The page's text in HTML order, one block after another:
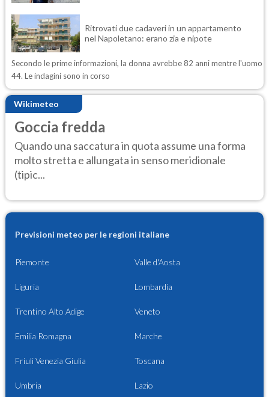
Ritrovati due cadaveri in un appartamento
nel Napoletano: erano zia e nipote
Secondo le prime informazioni, la donna avrebbe 82 anni mentre l'uomo
44. Le indagini sono in corso
Wikimeteo
Goccia fredda
Quando una saccatura in quota assume una forma
molto stretta e allungata in senso meridionale
(tipic...
Previsioni meteo per le regioni italiane
Piemonte Valle d'Aosta
Liguria Lombardia
Trentino Alto Adige Veneto
Emilia Romagna Marche
Friuli Venezia Giulia Toscana
Umbria Lazio